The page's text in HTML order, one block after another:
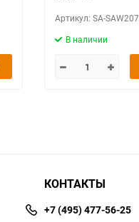
Артикул: SA-
В наличии
КОНТАКТЫ
+7 (495) 477-56-25